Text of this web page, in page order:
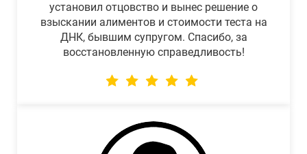
установил отцовство и вынес решение о
взыскании алиментов и стоимости теста на
ДНК, бывшим супругом. Спасибо, за
восстановленную справедливость!